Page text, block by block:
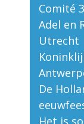
Comité
Adel en
Utrecht
De
Het is